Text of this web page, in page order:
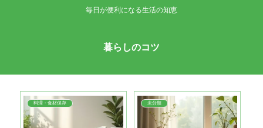
毎日が便利になる生活の知恵
暮らしのコツ
料理・食材保存 未分類